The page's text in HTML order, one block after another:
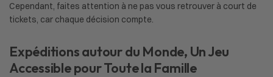
Cependant, faites attention à ne pas vous retrouver à court de
tickets, car chaque décision compte.
Expéditions autour du Monde, Un Jeu
Accessible pour Toute la Famille